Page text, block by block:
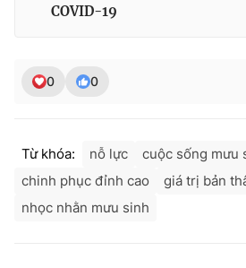
Cơ quan chủ quản:
cấp ngày 29/12/2023
Tổng Biên tập:Vũ Thanh Thủy
Phó Tổng Biên tập:Nguyễn Thị Mỹ
COVID-19
0 0
Từ khóa: nỗ lực
cuộc sống mưu
chinh phục đỉnh cao
giá trị bản
nhọc nhằn mưu sinh